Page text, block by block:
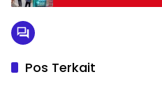
Pos Terkait